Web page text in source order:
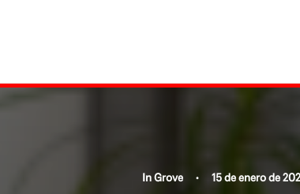
InGrove • 15 de enero de